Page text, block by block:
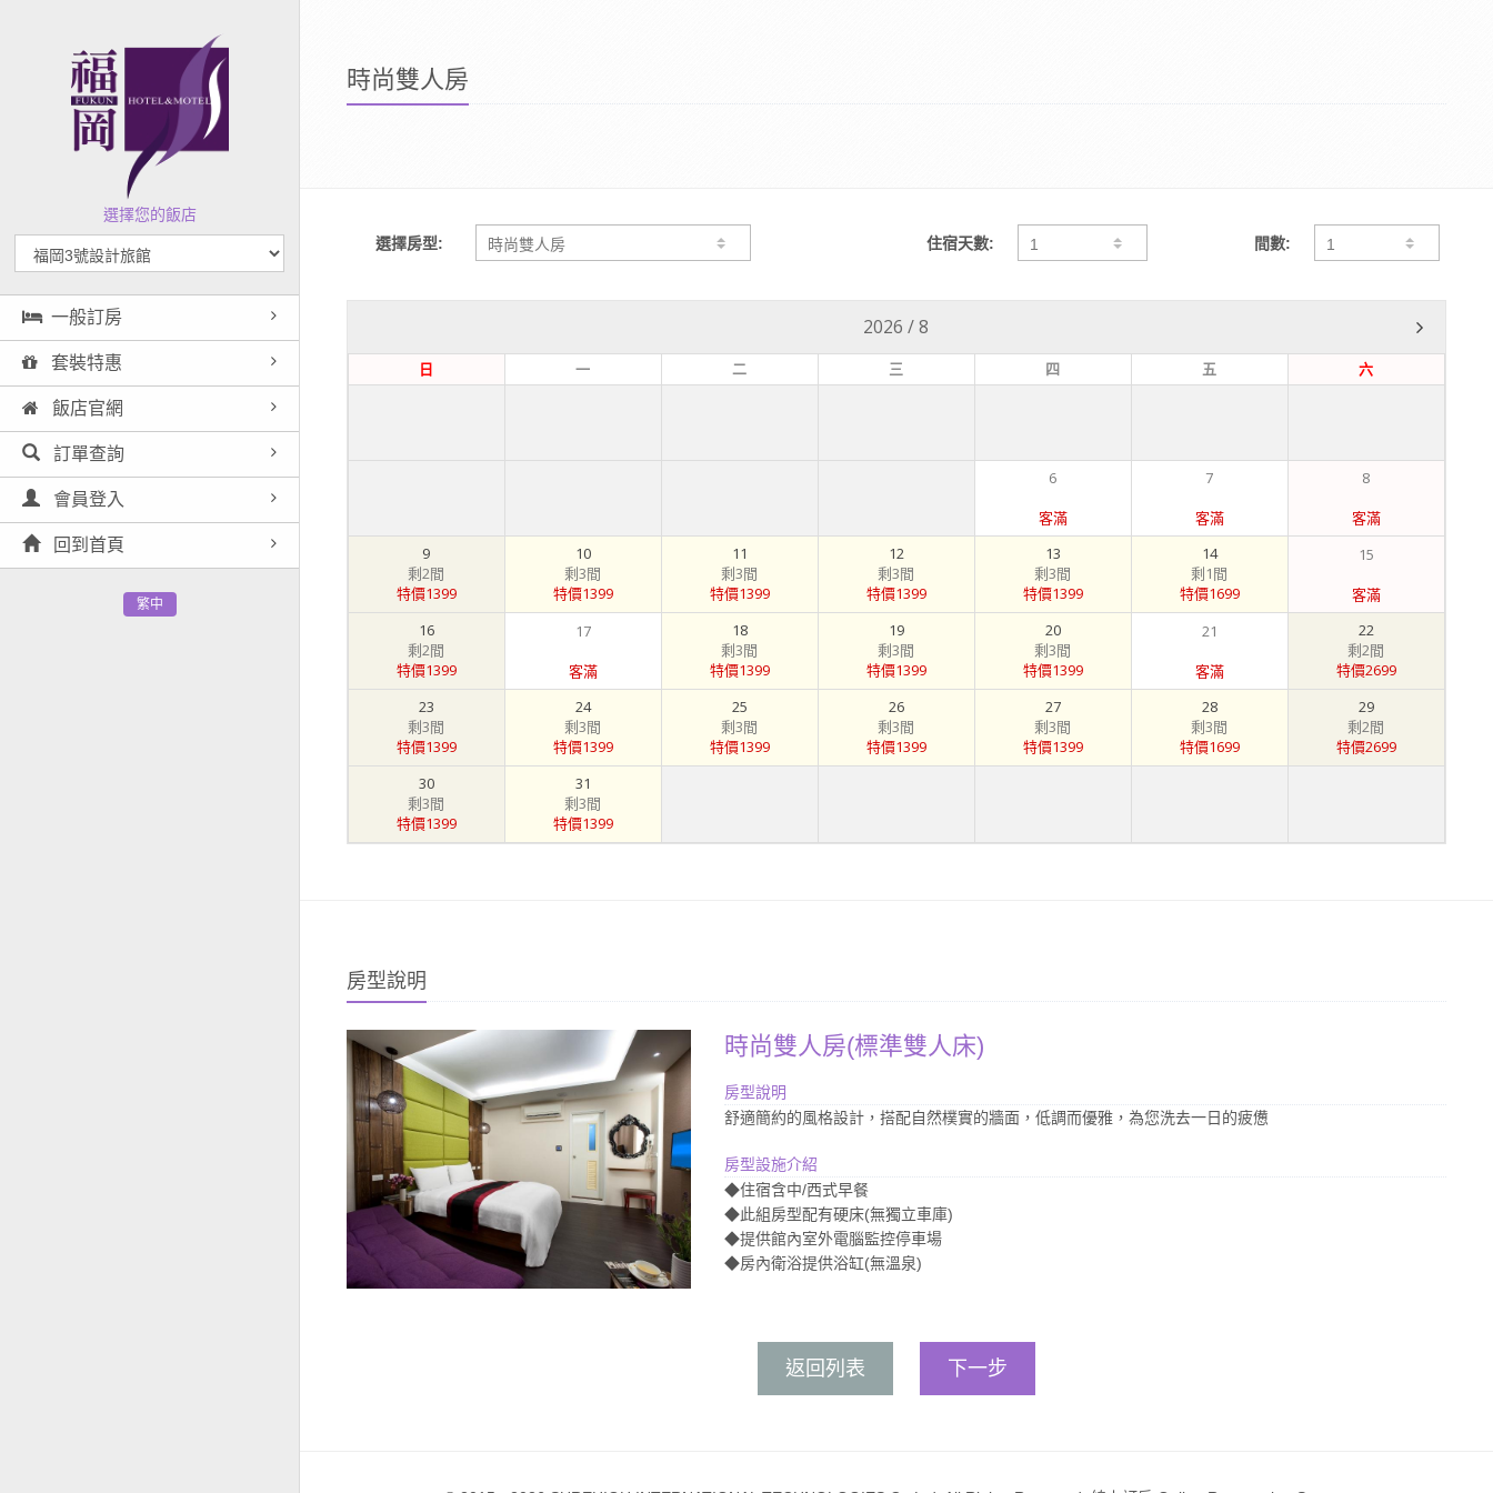
選擇您的飯店
一般訂房
套裝特惠
飯店官網
訂單查詢
會員登入
回到首頁
繁中
時尚雙人房
選擇房型: 住宿天數: 間數:
2026 /8
日 一 二 三 四 五 六
6
客滿
7
客滿
8
客滿
9
剩2間
特價1399
10
剩3間
特價1399
11
剩3間
特價1399
12
剩3間
特價1399
13
剩3間
特價1399
14
剩1間
特價1699
15
客滿
16
剩2間
特價1399
17
客滿
18
剩3間
特價1399
19
剩3間
特價1399
20
剩3間
特價1399
21
客滿
22
剩2間
特價2699
23
剩3間
特價1399
24
剩3間
特價1399
25
剩3間
特價1399
26
剩3間
特價1399
27
剩3間
特價1399
28
剩3間
特價1699
29
剩2間
特價2699
30
剩3間
特價1399
31
剩3間
特價1399
房型說明
時尚雙人房(標準雙人床)
房型說明
舒適簡約的風格設計，搭配自然樸實的牆面，低調而優雅，為您洗去一日的疲憊
房型設施介紹
◆住宿含中/西式早餐
◆此組房型配有硬床(無獨立車庫)
◆提供館內室外電腦監控停車場
◆房內衛浴提供浴缸(無溫泉)
返回列表 下一步